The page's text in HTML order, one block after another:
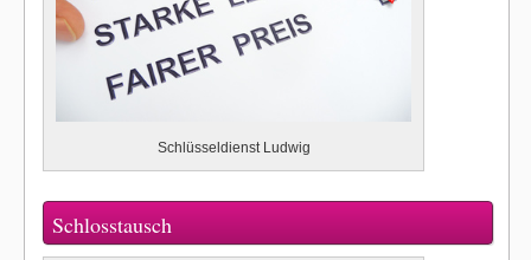
Schlüsseldienst Ludwig
Schlosstausch